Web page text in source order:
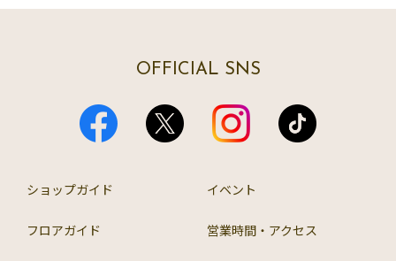
OFFICIAL SNS
ショップガイド イベント
フロアガイド 営業時間・アクセス